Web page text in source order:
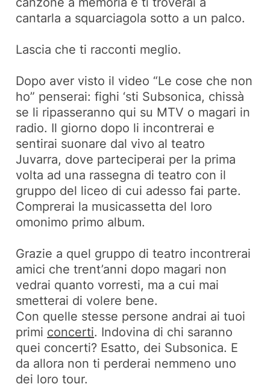
cantarla a squarciagola sotto a un palco.
Lascia che ti racconti meglio.
Dopo aver visto il video “Le cose che non
ho” penserai: fighi ‘sti Subsonica, chissà
se li ripasseranno qui su MTV o magari in
radio. Il giorno dopo li incontrerai e
sentirai suonare dal vivo al teatro
Juvarra, dove parteciperai per la prima
volta ad una rassegna di teatro con il
gruppo del liceo di cui adesso fai parte.
Comprerai la musicassetta del loro
omonimo primo album.
Grazie a quel gruppo di teatro incontrerai
amici che trent’anni dopo magari non
vedrai quanto vorresti, ma a cui mai
smetterai di volere bene.
Con quelle stesse persone andrai ai tuoi
primi concerti. Indovina di chi saranno
quei concerti? Esatto, dei Subsonica. E
da allora non ti perderai nemmeno uno
dei loro tour.